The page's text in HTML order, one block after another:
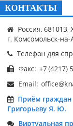
КОНТАКТЫ
Россия, 681013,
г. Комсомольск-
Телефон для
Факс:
Email:
Приём
Григорьеву Я. Ю.
Виртуальная